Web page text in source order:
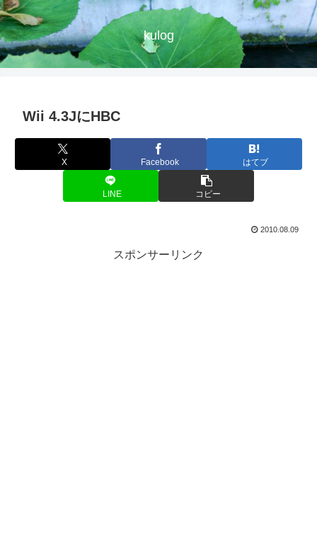
kulog
Wii 4.3JにHBC
X Facebook はてブ
LINE コピー
2010.08.09
スポンサーリンク